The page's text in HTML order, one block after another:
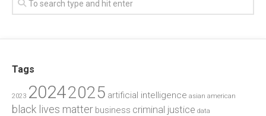
Tags
2023 20242025 artificial intelligence asian american
black lives matter business criminal justice data